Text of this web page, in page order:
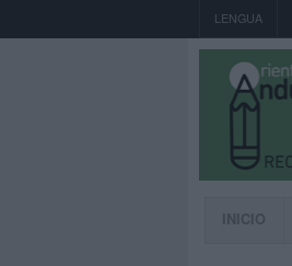
LENGUA
INICIO